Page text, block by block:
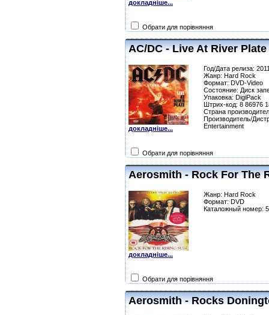
докладніше...
Обрати для порівняння
AC/DC - Live At River
докладніше...
Год/Дата релиза:
Жанр: Hard Rock
Формат: DVD-Video
Состояние: Диск
Упаковка: DigiPack
Штрих-код: 8 86976
Страна
Производитель/
Entertainment
Обрати для порівняння
Aerosmith - Rock For The
докладніше...
Жанр: Hard Rock
Формат: DVD
Каталожный номер:
Обрати для порівняння
Aerosmith - Rocks